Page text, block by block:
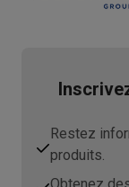
Restez
produits.